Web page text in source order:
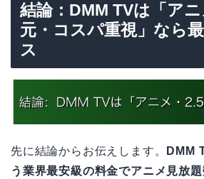
結論：DMM TVは「ア
元・コスパ重視」なら
ス
先に結論からお伝えします。
DMM
う業界最安級の料金でアニメ見放